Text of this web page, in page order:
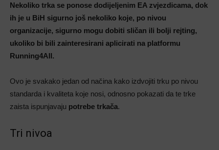
Nekoliko trka se ponose dodijeljenim EA zvjezdicama, dok
ih je u BiH sigurno još nekoliko koje, po nivou
organizacije, sigurno mogu dobiti sličan ili bolji rejting,
ukoliko bi bili zainteresirani aplicirati na platformu
Running4All.
Ovo je svakako jedan od načina kako izdvojiti trku po nivou
standarda i kvaliteta koje nosi, odnosno pokazati da te trke
zaista ispunjavaju potrebe trkača.
Tri nivoa